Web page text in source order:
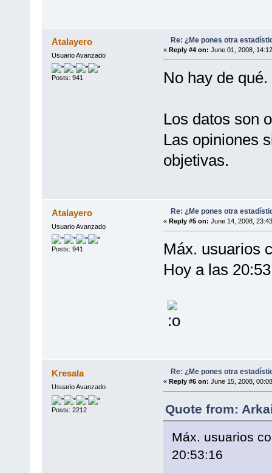
Atalayero
Usuario Avanzado
Posts: 941
Re: ¿Me pones otra
« Reply #4 on: June 01, 2008,
No hay de qué.
Los datos son
Las opiniones
objetivas.
Atalayero
Usuario Avanzado
Posts: 941
Re: ¿Me pones otra
« Reply #5 on: June 14, 2008,
Máx. usuarios
Hoy a las
Kresala
Usuario Avanzado
Posts: 2212
Re: ¿Me pones otra
« Reply #6 on: June 15, 2008,
Quote from:
Máx. usuarios
20:53:16